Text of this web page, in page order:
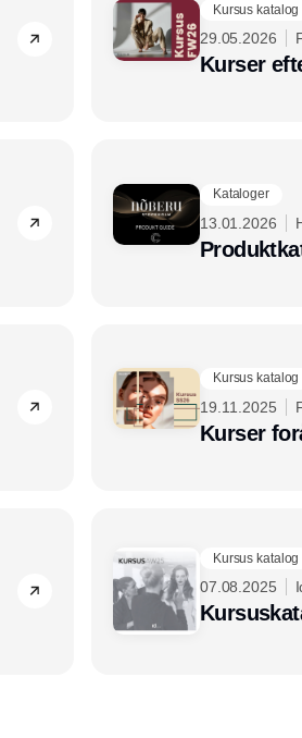
Kursus katalog
29.05.2026
Kurser
Kataloger
13.01.2026
Kursus katalog
19.11.2025
Kurser
Kursus katalog
07.08.2025